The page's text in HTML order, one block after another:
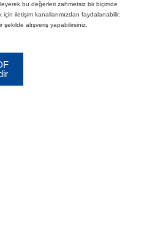
bu değerleri zahmetsiz bir biçimde
için iletişim kanallarımızdan faydalanabilir,
alışveriş yapabilirsiniz.